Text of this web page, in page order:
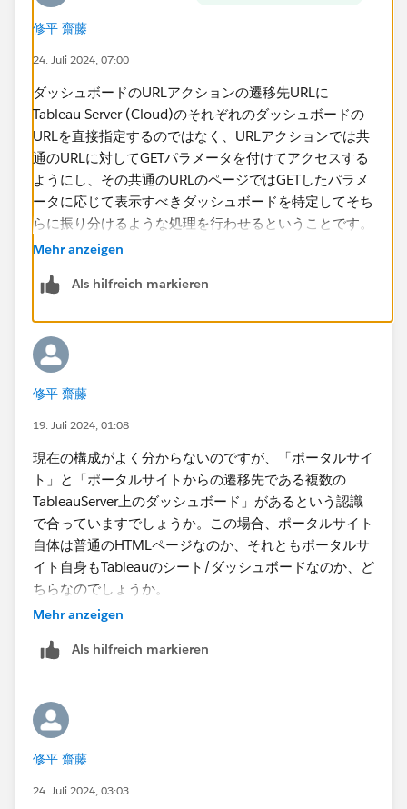
ポータルサイトからURLリンクを利用して各ダッシュボ
ードを新しいブラウザのタブで開きたいと考えています
が実現方法が把握できません。
どのように実現すべきかご教示頂きたく思います。
何卒よろしくお願い申し上げます。
修平 齋藤
24. Juli 2024, 07:00
ダッシュボードのURLアクションの遷移先URLに
Tableau Server (Cloud)​のそれぞれのダッシュボードの
URLを直接指定するのではなく、URLアクションでは共
通のURLに対してGETパラメータを付けてアクセスする
ようにし、その共通のURLのページではGETしたパラメ
ータに応じて表示すべきダッシュボードを特定してそち
らに振り分けるような処理を行わせるということです。
よく考えたらこれだと埋め込みAPIは必要ないです
詳細については実際の環境が必要になるので、ご所属の
ます。
>>ポータルサイトが起動するURLに
「:linktarget=_blank」を追加したいと考えています。
うにパラメータを追加すべきか​
という点についてはポータルサイトを案内するときにパ
ラメータ付きのリンクを送るようにするか、あるいはポ
ータルサイトとして扱っているダッシュボード自体を埋
め込みAPIでWebページに埋め込むようにし、その
Initialize段階でカスタムパラメータ​として設定するとい
う方法も考えられます。前述の遷移先を制御するページ
を挟む方法よりもこちらのほうがシンプルでよいだろう
と思いますが、Tableau Serverのポータルダッシュボー
は残ります。
Mehr anzeigen
Als hilfreich markieren
修平 齋藤
19. Juli 2024, 01:08
現在の構成がよく分からないのですが、「ポータルサイ
ト​」と「ポータルサイトからの遷移先である複数の
TableauServer上のダッシュボード」があるという認識
で合っていますでしょうか。この場合、ポータルサイト
自体は普通のHTMLページなのか、それともポータルサ
イト自身もTableauのシート/ダッシュボードなのか、ど
ちらなのでしょうか。
るのだろうと思いますが、URLアクションは既定で新し
Mehr anzeigen
Als hilfreich markieren
修平 齋藤
24. Juli 2024, 03:03